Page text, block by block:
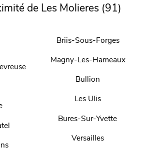
de Les Molieres (91)
Briis-Sous-Forges
Magny-Les-Hameaux
Bullion
Les Ulis
Bures-Sur-Yvette
Versailles